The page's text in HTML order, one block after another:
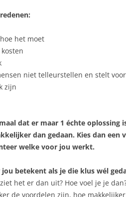
het moet
niet telleurstellen en stelt
zijn
dat er maar 1 échte oplossing
dan gedaan. Kies dan een
welke voor jou werkt.
betekent als je die klus wél
het er dan uit? Hoe voel je je
de voordelen zijn, hoe